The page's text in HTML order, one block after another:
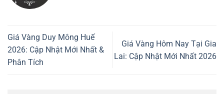
Giá Vàng Duy Mông Huế
2026: Cập Nhật Mới Nhất &
Phân Tích
Giá Vàng Hôm Nay Tại Gia
Lai: Cập Nhật Mới Nhất 2026